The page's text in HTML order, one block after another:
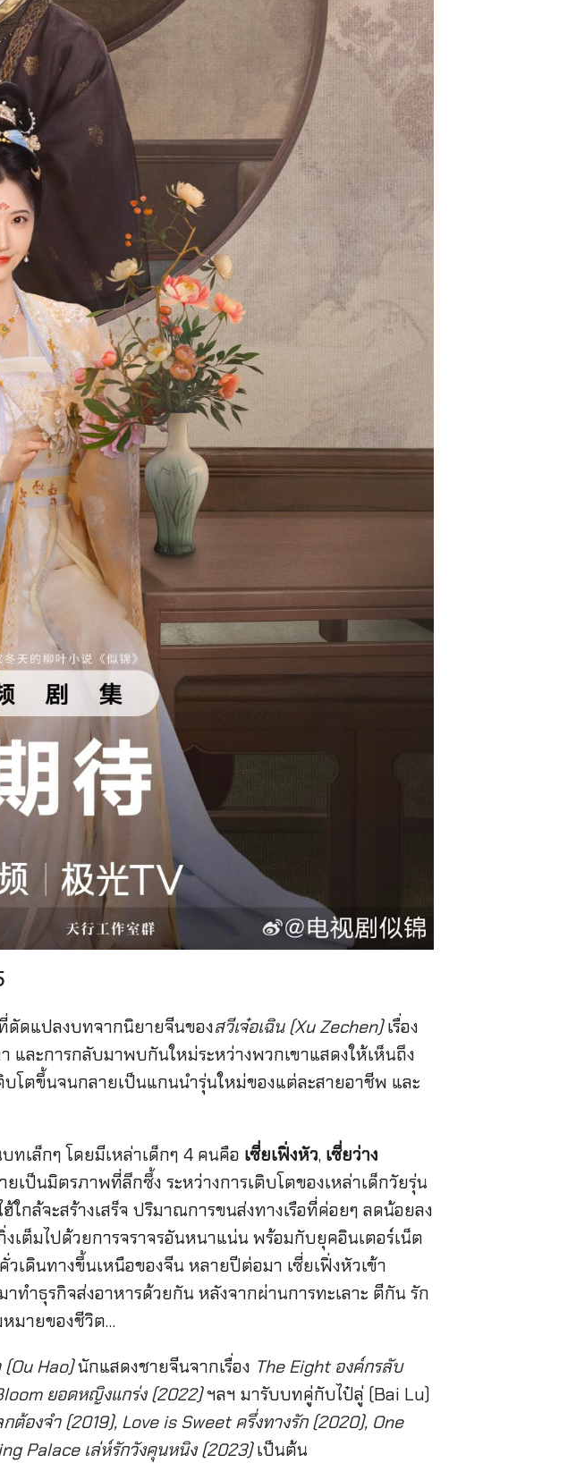
ดัดแปลงบทจากนิยายจีนของสวีเจ๋อเฉิน (Xu Zechen)เรื่อง
ละการกลับมาพบกันใหม่ระหว่างพวกเขาแสดงให้เห็นถึง
ตขึ้นจนกลายเป็นแกนนำรุ่นใหม่ของแต่ละสายอาชีพ และ
ทเล็กๆ โดยมีเหล่าเด็กๆ 4 คนคือ เซี่ยเฟิ่งหัว, เซี่ยว่าง
เป็นมิตรภาพที่ลึกซึ้ง ระหว่างการเติบโตของเหล่าเด็กวัยรุ่น
กล้จะสร้างเสร็จ ปริมาณการขนส่งทางเรือที่ค่อยๆ ลดน้อยลง
ต็มไปด้วยการจราจรอันหนาแน่น พร้อมกับยุคอินเตอร์เน็ต
คั่วเดินทางขึ้นเหนือของจีน หลายปีต่อมา เซี่ยเฟิ่งหัวเข้า
าทำธุรกิจส่งอาหารด้วยกัน หลังจากผ่านการทะเลาะ ตีกัน รัก
มายของชีวิต…
(Ou Hao)นักแสดงชายจีนจากเรื่อง The Eight องค์กรลับ
ยอดหญิงแกร่ง (2022)ฯลฯ มารับบทคู่กับไป๋ลู่ (Bai Lu)
ต้องจำ (2019), Love is Sweet ครึ่งทางรัก (2020), One
Palace เล่ห์รักวังคุนหนิง (2023)เป็นต้น